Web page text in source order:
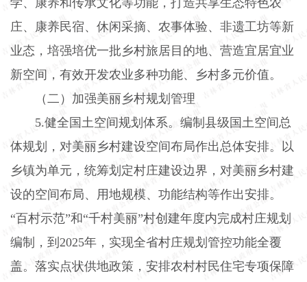
庄、康养民宿、休闲采摘、农事体验、非遗工坊等新
业态，培强培优一批乡村旅居目的地、营造宜居宜业
新空间，有效开发农业多种功能、乡村多元价值。
（二）加强美丽乡村规划管理
5.健全国土空间规划体系。编制县级国土空间总
体规划，对美丽乡村建设空间布局作出总体安排。以
乡镇为单元，统筹划定村庄建设边界，对美丽乡村建
设的空间布局、用地规模、功能结构等作出安排。
“百村示范”和“千村美丽”村创建年度内完成村庄规划
编制，到 2025年，实现全省村庄规划管控功能全覆
盖。落实点状供地政策，安排农村村民住宅专项保障